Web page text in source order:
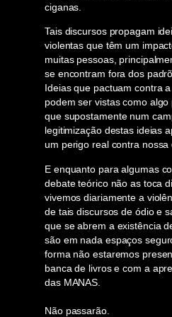
ciganas.
Tais discursos propagam
violentas que têm um
muitas pessoas,
se encontram fora dos
Ideias que pactuam contra
podem ser vistas como
que supostamente num
legitimização destas ideias
um perigo real contra nossa
E enquanto para algumas
debate teórico não as toca
vivemos diariamente a
de tais discursos de ódio e
que se abrem a existência
são em nada espaços
forma não estaremos
banca de livros e com a
das MANAS.
Não passarão.